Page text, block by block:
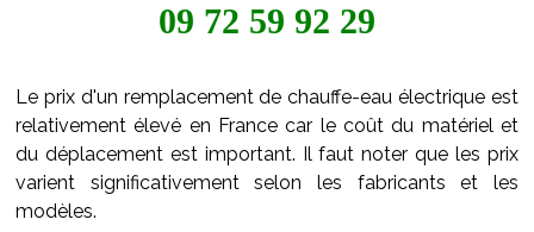
09 72 59 92 29
Le prix d'un remplacement de chauffe-eau électrique est
relativement élevé en France car le coût du matériel et
du déplacement est important. Il faut noter que les prix
varient significativement selon les fabricants et les
modèles.